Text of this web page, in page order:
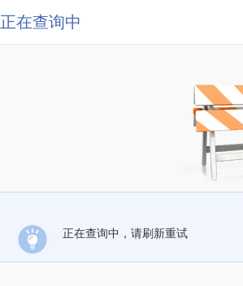
正在查询中
正在查询中，请刷新重试